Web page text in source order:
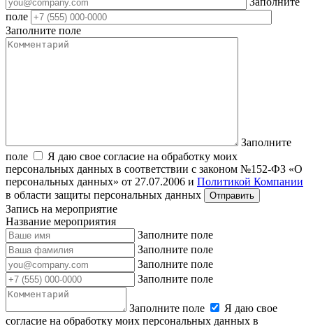
поле
Заполните поле
Заполните
поле
Я даю свое согласие на обработку моих
персональных данных в соответствии с законом №152-ФЗ «О
персональных данных» от 27.07.2006 и Политикой Компании
в области защиты персональных данных
Запись на мероприятие
Название мероприятия
Заполните поле
Заполните поле
Заполните поле
Заполните поле
Заполните поле
Я даю свое
согласие на обработку моих персональных данных в